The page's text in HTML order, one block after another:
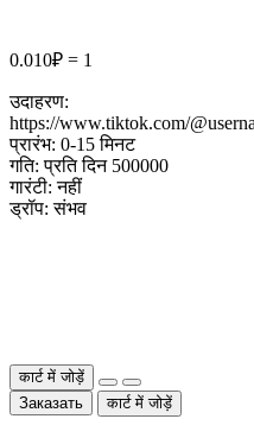
0.010₽ = 1
उदाहरण:
https://www.tiktok.com/
प्रारंभ: 0-15 मिनट
गति: प्रति दिन 500000
गारंटी: नहीं
ड्रॉप: संभव
कार्ट में जोड़ें
Заказать
कार्ट में जोड़ें